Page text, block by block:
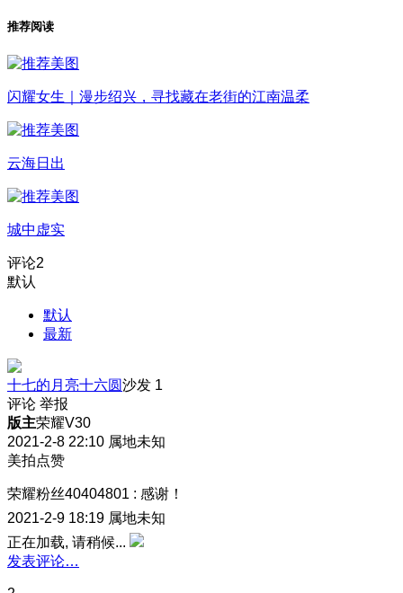
推荐阅读
闪耀女生｜漫步绍兴，寻找藏在老街的江南温柔
云海日出
城中虚实
评论2
默认
默认
最新
十七的月亮十六圆沙发 1
评论 举报
版主荣耀V30
2021-2-8 22:10 属地未知
美拍点赞
荣耀粉丝40404801 : 感谢！
2021-2-9 18:19 属地未知
正在加载, 请稍候...
发表评论…